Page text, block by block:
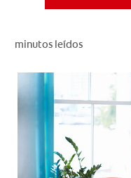
minutos leídos